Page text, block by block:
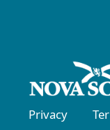
Privacy